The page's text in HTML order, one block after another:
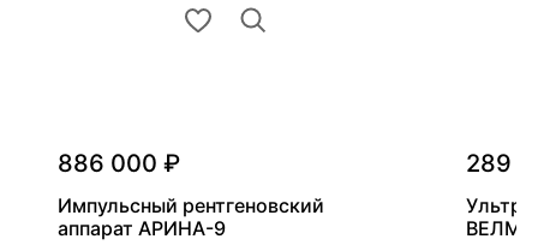
886 000 ₽
Импульсный рентгеновский
аппарат АРИНА-9
289